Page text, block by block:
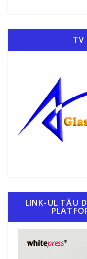
TV
LINK-UL TĂU